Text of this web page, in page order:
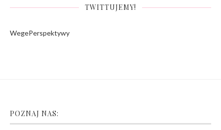
TWITTUJEMY!
WegePerspektywy
POZNAJ NAS: